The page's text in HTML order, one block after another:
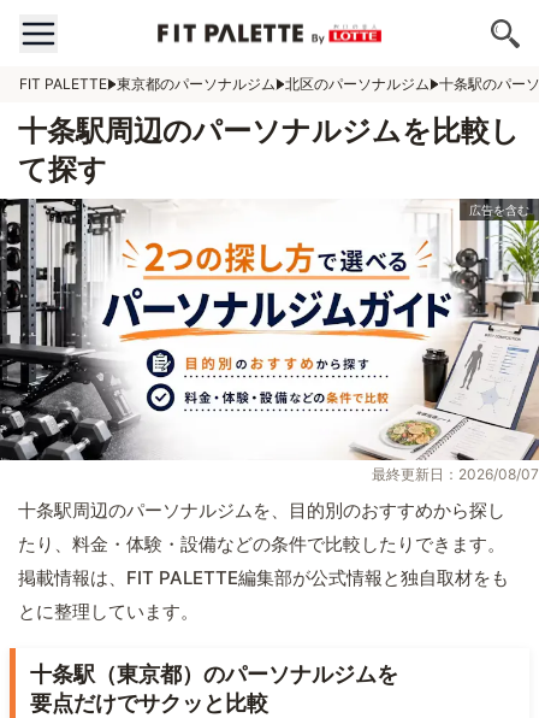
FIT PALETTE 東京都のパーソナルジム 北区のパーソナルジム 十条駅のパー
十条駅周辺のパーソナルジムを比較し
て探す
最終更新日：2026/08/07
十条駅周辺のパーソナルジムを、目的別のおすすめから探し
たり、料金・体験・設備などの条件で比較したりできます。
掲載情報は、FIT PALETTE編集部が公式情報と独自取材をも
とに整理しています。
十条駅（東京都）のパーソナルジムを
要点だけでサクッと比較